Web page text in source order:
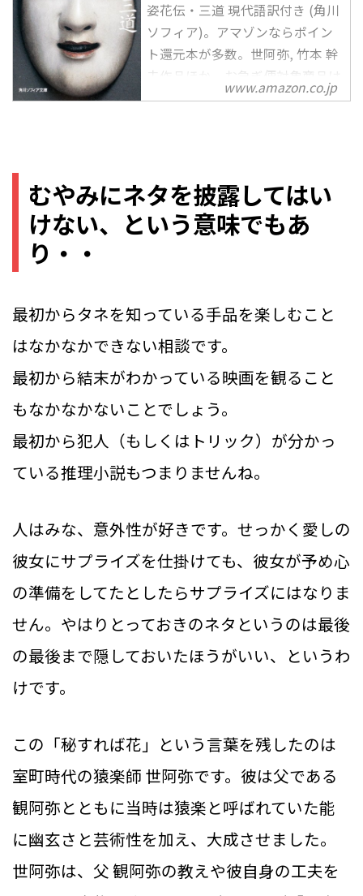
姿花伝・三道 現代語訳付き (角川
ソフィア)。アマゾンならポイン
ト還元本が多数。世阿弥, 竹本 幹
夫作品ほか、お急ぎ便対象商品は
当日お届けも可能。また風姿花
www.amazon.co.jp
むやみにネタを披露してはい
けない、という意味でもあ
り・・
最初からタネを知っている手品を楽しむこと
はなかなかできない相談です。
最初から結末がわかっている映画を観ること
もなかなかないことでしょう。
最初から犯人（もしくはトリック）が分かっ
ている推理小説もつまりませんね。
人はみな、意外性が好きです。せっかく愛しの
彼女にサプライズを仕掛けても、彼女が予め心
の準備をしてたとしたらサプライズにはなりま
せん。やはりとっておきのネタというのは最後
の最後まで隠しておいたほうがいい、というわ
けです。
この「秘すれば花」という言葉を残したのは
室町時代の猿楽師 世阿弥です。彼は父である
観阿弥とともに当時は猿楽と呼ばれていた能
に幽玄さと芸術性を加え、大成させました。
世阿弥は、父 観阿弥の教えや彼自身の工夫を